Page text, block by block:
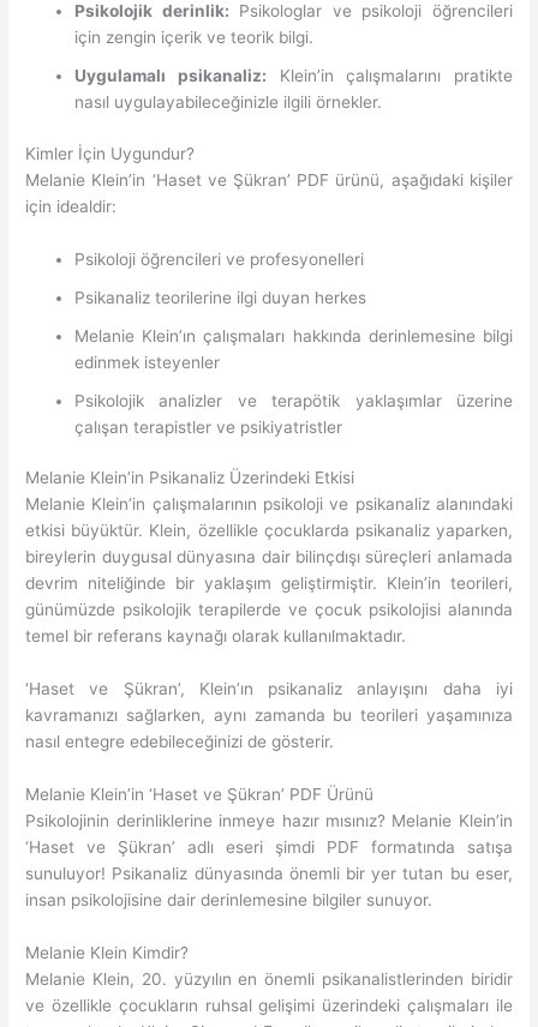
Psikolojik derinlik: Psikologlar ve psikoloji öğrencileri
için zengin içerik ve teorik bilgi.
Uygulamalı psikanaliz: Klein’in çalışmalarını pratikte
nasıl uygulayabileceğinizle ilgili örnekler.
Kimler İçin Uygundur?
Melanie Klein’in ‘Haset ve Şükran’ PDF ürünü, aşağıdaki kişiler
için idealdir:
Psikoloji öğrencileri ve profesyonelleri
Psikanaliz teorilerine ilgi duyan herkes
Melanie Klein’ın çalışmaları hakkında derinlemesine bilgi
edinmek isteyenler
Psikolojik analizler ve terapötik yaklaşımlar üzerine
çalışan terapistler ve psikiyatristler
Melanie Klein’in Psikanaliz Üzerindeki Etkisi
Melanie Klein’in çalışmalarının psikoloji ve psikanaliz alanındaki
etkisi büyüktür. Klein, özellikle çocuklarda psikanaliz yaparken,
bireylerin duygusal dünyasına dair bilinçdışı süreçleri anlamada
devrim niteliğinde bir yaklaşım geliştirmiştir. Klein’in teorileri,
günümüzde psikolojik terapilerde ve çocuk psikolojisi alanında
temel bir referans kaynağı olarak kullanılmaktadır.
‘Haset ve Şükran’, Klein’ın psikanaliz anlayışını daha iyi
kavramanızı sağlarken, aynı zamanda bu teorileri yaşamınıza
nasıl entegre edebileceğinizi de gösterir.
Melanie Klein’in ‘Haset ve Şükran’ PDF Ürünü
Psikolojinin derinliklerine inmeye hazır mısınız? Melanie Klein’in
‘Haset ve Şükran’ adlı eseri şimdi PDF formatında satışa
sunuluyor! Psikanaliz dünyasında önemli bir yer tutan bu eser,
insan psikolojisine dair derinlemesine bilgiler sunuyor.
Melanie Klein Kimdir?
Melanie Klein, 20. yüzyılın en önemli psikanalistlerinden biridir
ve özellikle çocukların ruhsal gelişimi üzerindeki çalışmaları ile